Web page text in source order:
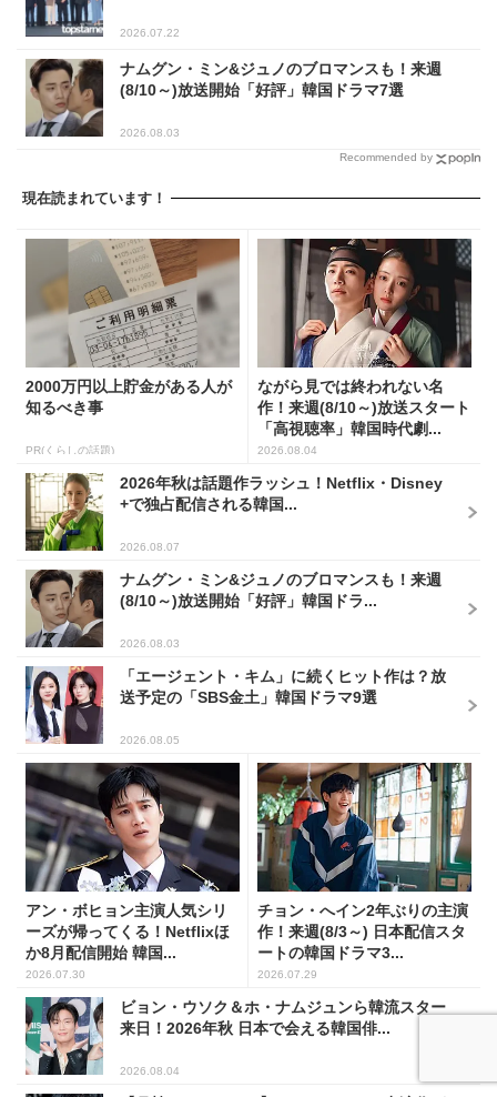
2026.07.22
ナムグン・ミン&ジュノのブロマンスも！来週
(8/10～)放送開始「好評」韓国ドラマ7選
2026.08.03
Recommended by
現在読まれています！
2000万円以上貯金がある人が
知るべき事
PR(くらしの話題)
ながら見では終われない名
作！来週(8/10～)放送スタート
「高視聴率」韓国時代劇...
2026.08.04
2026年秋は話題作ラッシュ！Netflix・Disney
+で独占配信される韓国...
2026.08.07
ナムグン・ミン&ジュノのブロマンスも！来週
(8/10～)放送開始「好評」韓国ドラ...
2026.08.03
「エージェント・キム」に続くヒット作は？放
送予定の「SBS金土」韓国ドラマ9選
2026.08.05
アン・ボヒョン主演人気シリ
ーズが帰ってくる！Netflixほ
か8月配信開始 韓国...
2026.07.30
チョン・へイン2年ぶりの主演
作！来週(8/3～) 日本配信スタ
ートの韓国ドラマ3...
2026.07.29
ビョン・ウソク＆ホ・ナムジュンら韓流スター
来日！2026年秋 日本で会える韓国俳...
2026.08.04